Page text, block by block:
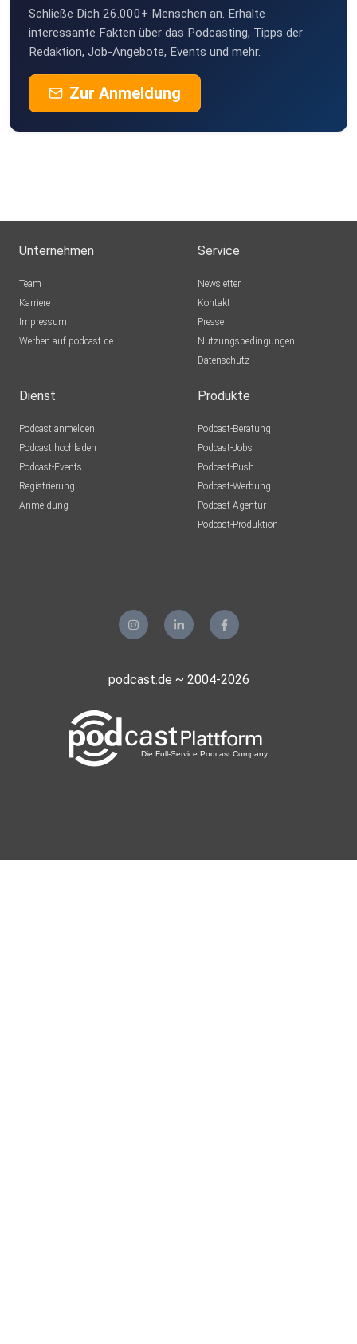
Schließe Dich 26.000+ Menschen an. Erhalte
interessante Fakten über das Podcasting, Tipps der
Redaktion, Job-Angebote, Events und mehr.
Zur Anmeldung
Unternehmen
Team
Karriere
Impressum
Werben auf podcast.de
Service
Newsletter
Kontakt
Presse
Nutzungsbedingungen
Datenschutz
Dienst
Podcast anmelden
Podcast hochladen
Podcast-Events
Registrierung
Anmeldung
Produkte
Podcast-Beratung
Podcast-Jobs
Podcast-Push
Podcast-Werbung
Podcast-Agentur
Podcast-Produktion
podcast.de ~ 2004-2026